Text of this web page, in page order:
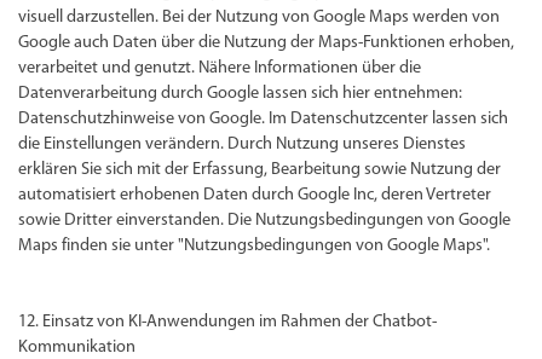
visuell darzustellen. Bei der Nutzung von Google Maps werden von
Google auch Daten über die Nutzung der Maps-Funktionen erhoben,
verarbeitet und genutzt. Nähere Informationen über die
Datenverarbeitung durch Google lassen sich hier entnehmen:
Datenschutzhinweise von Google. Im Datenschutzcenter lassen sich
die Einstellungen verändern. Durch Nutzung unseres Dienstes
erklären Sie sich mit der Erfassung, Bearbeitung sowie Nutzung der
automatisiert erhobenen Daten durch Google Inc, deren Vertreter
sowie Dritter einverstanden. Die Nutzungsbedingungen von Google
Maps finden sie unter "Nutzungsbedingungen von Google Maps".
12. Einsatz von KI-Anwendungen im Rahmen der Chatbot-
Kommunikation